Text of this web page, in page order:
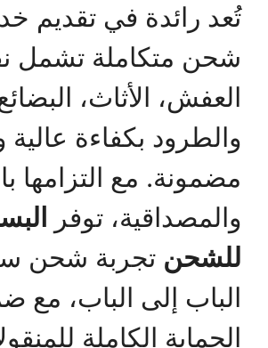
تُعد رائدة في تقديم
شحن متكاملة تشمل
العفش، الأثاث،
والطرود بكفاءة
مضمونة. مع التزامها
والمصداقية، توفر
للشحن تجربة شحن
الباب إلى الباب، مع
الحماية الكاملة